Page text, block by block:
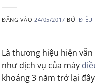
ĐĂNG VÀO 24/05/2017 BỞIĐIỀU
Là thương hiệu hiện
như dịch vụ của máy
khoảng 3 năm trở lại